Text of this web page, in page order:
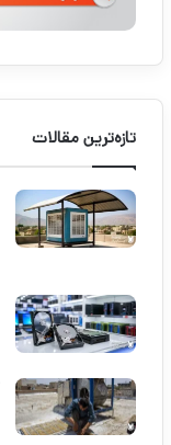
تازه‌ترین مقالات